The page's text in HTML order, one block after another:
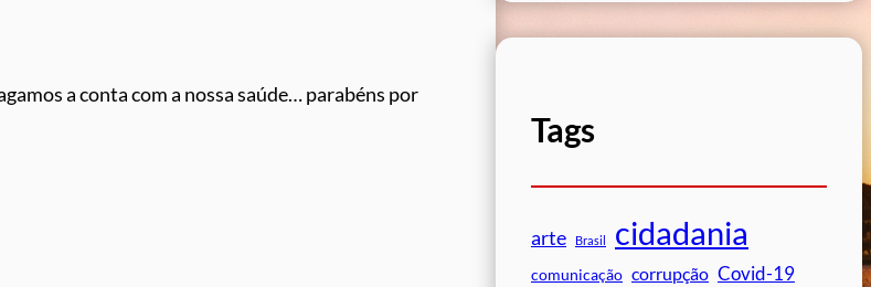
a conta com a nossa saúde… parabéns por
Tags
arte Brasil cidadania
comunicação corrupção Covid-19